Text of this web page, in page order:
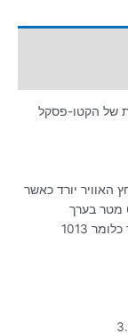
של הקטו-פסקל
האוויר יורד כאשר
הלחץ הברומטרי בגובה פני הים הוא 1013 מיליבר כלומר 1013